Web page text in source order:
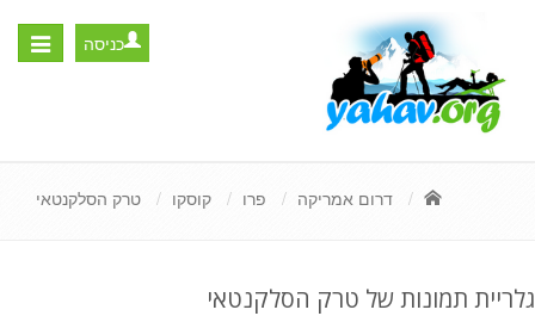
Toggle
כניסה
דרום אמריקה פרו קוסקו טרק הסלקנטאי
גלריית תמונות של טרק הסלקנטאי